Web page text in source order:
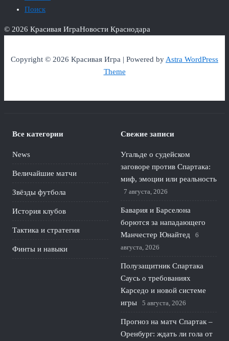
Поиск
© 2026 Красивая ИграНовости Краснодара
Copyright © 2026 Красивая Игра | Powered byAstra WordPress
Theme
Все категории
News
Величайшие матчи
Звёзды футбола
История клубов
Тактика и стратегия
Финты и навыки
Свежие записи
Угальде о судейском
заговоре против Спартака:
миф, эмоции или реальность
7 августа, 2026
Бавария и Барселона
борются за нападающего
Манчестер Юнайтед
6
августа, 2026
Полузащитник Спартака
Саусь о требованиях
Карседо и новой системе
игры
5 августа, 2026
Прогноз на матч Спартак –
Оренбург: ждать ли гола от